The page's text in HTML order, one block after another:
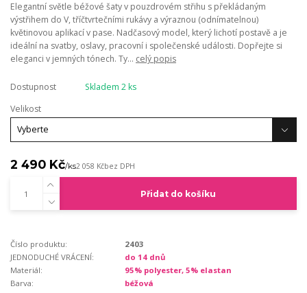
Elegantní světle béžové šaty v pouzdrovém střihu s překládaným
výstřihem do V, tříčtvrtečními rukávy a výraznou (odnímatelnou)
květinovou aplikací v pase. Nadčasový model, který lichotí postavě a je
ideální na svatby, oslavy, pracovní i společenské události. Dopřejte si
eleganci v jemných tónech. Ty... celý popis
Dostupnost
Skladem 2 ks
Velikost
2 490 Kč/ks2 058 Kčbez DPH
Přidat do košíku
Číslo produktu:
2403
JEDNODUCHÉ VRÁCENÍ:
do 14 dnů
Materiál:
95% polyester, 5% elastan
Barva:
béžová